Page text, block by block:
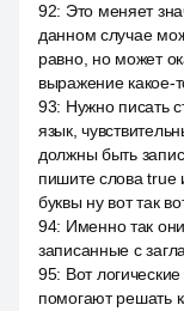
92: Это меняет
данном случае
равно, но может
выражение какое-
93: Нужно писать
язык,
должны быть
пишите слова true
буквы ну вот так
94: Именно так
записанные с
95: Вот
помогают решать